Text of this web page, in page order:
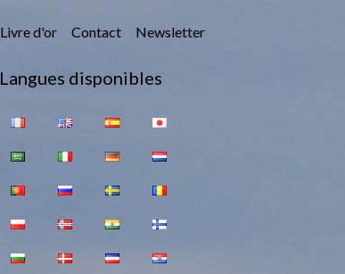
Livre d'or Contact Newsletter
Langues disponibles